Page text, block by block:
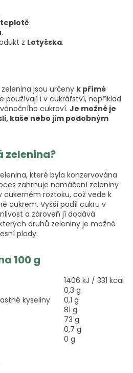
teplotě.
.
z Lotyšska.
jsou určeny k přímé
používají i v cukrářství, například
cukroví. Je možné je
kaše nebo jim podobným
zelenina?
které byla konzervována
zahrnuje namáčení zeleniny
roztoku, což vede k
cukrem. Vyšší podíl cukru v
a zároveň jí dodává
druhů zeleniny je možné
plody.
100 g
1406 kJ / 331 kcal
0,3 g
kyseliny
0,1 g
81 g
73 g
0,7 g
0 g